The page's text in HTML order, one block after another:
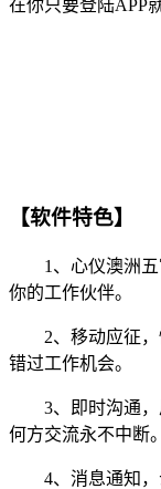
在你只要登陆APP
【软件特色】
1、心仪澳洲五
你的工作伙伴。
2、移动应征，
错过工作机会。
3、即时沟通，
何方交流永不中断。
4、消息通知，